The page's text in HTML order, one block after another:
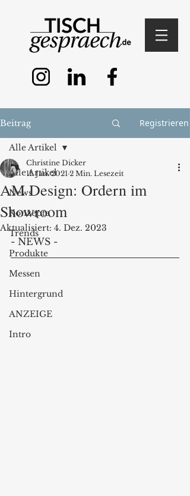
Beitrag Registrieren
Alle Artikel
News
Konzepte
Trends
Produkte
Messen
Hintergrund
ANZEIGE
Intro
Alle Artikel
AM Design: Ordern im
Showroom
Christine Dicker
11. Jan. 2021 2 Min. Lesezeit
Aktualisiert: 4. Dez. 2023
- NEWS -